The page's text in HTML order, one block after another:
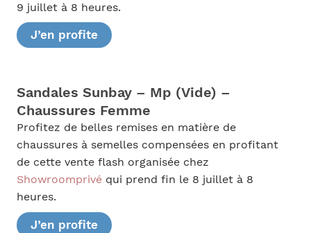
9 juillet à 8 heures.
J’en profite
Sandales Sunbay – Mp (Vide) –
Chaussures Femme
Profitez de belles remises en matière de
chaussures à semelles compensées en profitant
de cette vente flash organisée chez
Showroomprivéqui prend fin le 8 juillet à 8
heures.
J’en profite